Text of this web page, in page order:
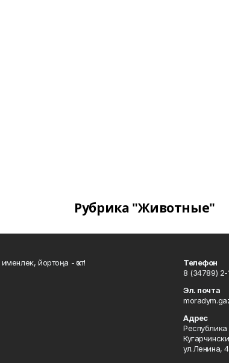
Рубрика "Животные"
йортоңа - ҡот!
Телефон
8 (34789) 2-
Эл. почта
Адрес
ул.Ленина,